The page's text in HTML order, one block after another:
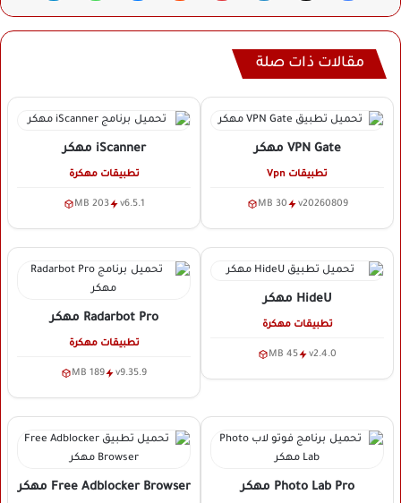
مقالات ذات صلة
VPN Gate مهكر
تطبيقات Vpn
v20260809
30 MB
iScanner مهكر
تطبيقات مهكرة
v6.5.1
203 MB
HideU مهكر
تطبيقات مهكرة
v2.4.0
45 MB
Radarbot Pro مهكر
تطبيقات مهكرة
v9.35.9
189 MB
Photo Lab Pro مهكر Free Adblocker Browser مهكر